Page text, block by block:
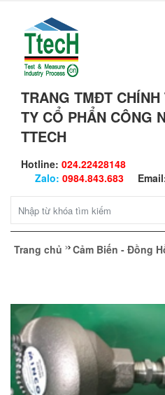
TRANG TMĐT
TY CỔ PHẨN CÔNG
TTECH
Hotline: 024.22428148
Zalo: 0984.843.683
Trang chủ Cảm Biến - Đồng